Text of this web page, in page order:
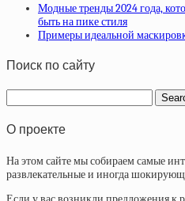
Модные тренды 2024 года,
быть на пике стиля
Примеры идеальной
Поиск по сайту
О проекте
На этом сайте мы собираем самые
развлекательные и иногда